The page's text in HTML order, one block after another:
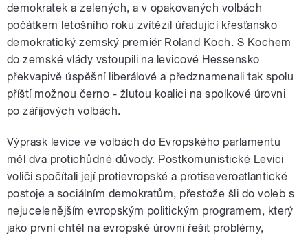
demokratek a zelených, a v opakovaných volbách
počátkem letošního roku zvítězil úřadující křesťansko
demokratický zemský premiér Roland Koch. S Kochem
do zemské vlády vstoupili na levicové Hessensko
překvapivě úspěšní liberálové a předznamenali tak spolu
příští možnou černo - žlutou koalici na spolkové úrovni
po zářijových volbách.
Výprask levice ve volbách do Evropského parlamentu
měl dva protichůdné důvody. Postkomunistické Levici
voliči spočítali její protievropské a protiseveroatlantické
postoje a sociálním demokratům, přestože šli do voleb s
nejucelenějším evropským politickým programem, který
jako první chtěl na evropské úrovni řešit problémy,